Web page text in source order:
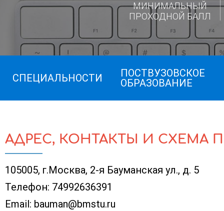
МИНИМАЛЬНЫЙ
ПРОХОДНОЙ БАЛЛ
СПЕЦИАЛЬНОСТИ
ПОСТВУЗОВСКОЕ
ОБРАЗОВАНИЕ
АДРЕС, КОНТАКТЫ И СХЕМА
105005, г.Москва, 2-я Бауманская ул., д. 5
Телефон: 74992636391
Email: bauman@bmstu.ru